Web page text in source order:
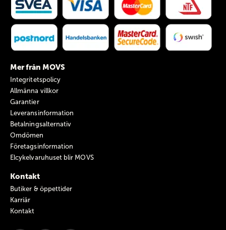
Mer från MOVS
Integritetspolicy
Allmänna villkor
Garantier
Leveransinformation
Betalningsalternativ
Omdömen
Företagsinformation
Elcykelvaruhuset blir MOVS
Kontakt
Butiker & öppettider
Karriär
Kontakt